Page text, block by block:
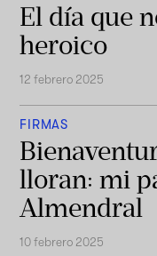
El día que
heroico
12 febrero 2025
FIRMAS
lloran: mi
Almendral
10 febrero 2025